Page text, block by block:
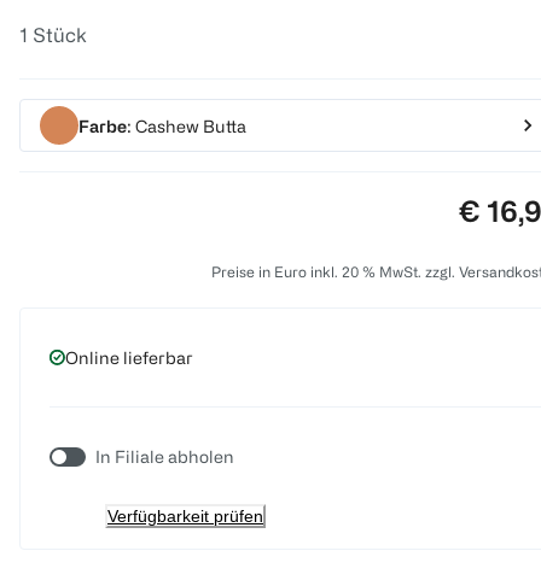
1 Stück
Farbe: Cashew Butta
Preis:
€
Preise in Euro inkl. 20 % MwSt. zzgl.
Online lieferbar
In Filiale abholen
Verfügbarkeit prüfen